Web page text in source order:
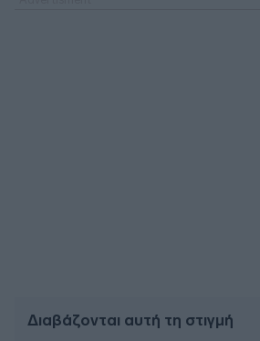
Διαβάζονται αυτή τη στιγμή